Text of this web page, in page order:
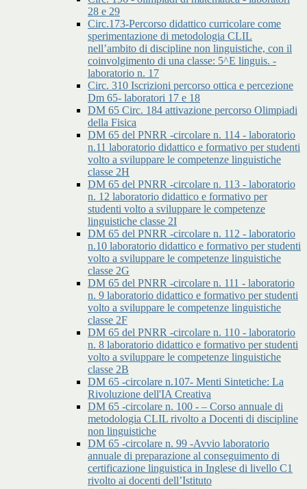
28 e 29
Circ.173-Percorso didattico curricolare come
sperimentazione di metodologia CLIL
nell’ambito di discipline non linguistiche, con il
coinvolgimento di una classe: 5^E linguis. -
laboratorio n. 17
Circ. 310 Iscrizioni percorso ottica e percezione
Dm 65- laboratori 17 e 18
DM 65 Circ. 184 attivazione percorso Olimpiadi
della Fisica
DM 65 del PNRR -circolare n. 114 - laboratorio
n.11 laboratorio didattico e formativo per studenti
volto a sviluppare le competenze linguistiche
classe 2H
DM 65 del PNRR -circolare n. 113 - laboratorio
n. 12 laboratorio didattico e formativo per
studenti volto a sviluppare le competenze
linguistiche classe 2I
DM 65 del PNRR -circolare n. 112 - laboratorio
n.10 laboratorio didattico e formativo per studenti
volto a sviluppare le competenze linguistiche
classe 2G
DM 65 del PNRR -circolare n. 111 - laboratorio
n. 9 laboratorio didattico e formativo per studenti
volto a sviluppare le competenze linguistiche
classe 2F
DM 65 del PNRR -circolare n. 110 - laboratorio
n. 8 laboratorio didattico e formativo per studenti
volto a sviluppare le competenze linguistiche
classe 2B
DM 65 -circolare n.107- Menti Sintetiche: La
Rivoluzione dell'IA Creativa
DM 65 -circolare n. 100 - – Corso annuale di
metodologia CLIL rivolto a Docenti di discipline
non linguistiche
DM 65 -circolare n. 99 -Avvio laboratorio
annuale di preparazione al conseguimento di
certificazione linguistica in Inglese di livello C1
rivolto ai docenti dell’Istituto